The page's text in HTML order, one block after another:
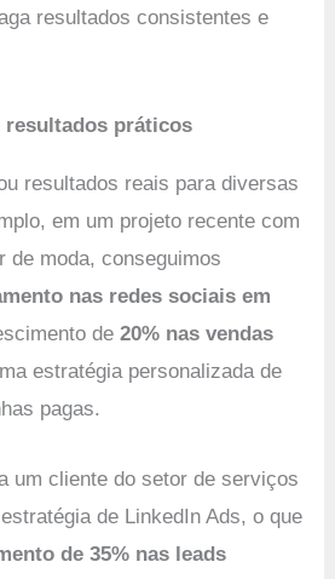
resultados consistentes e
resultados práticos
resultados reais para diversas
em um projeto recente com
de moda, conseguimos
nas redes sociais em
de20% nas vendas
estratégia personalizada de
pagas.
um cliente do setor de serviços
de LinkedIn Ads, o que
de 35% nas leads